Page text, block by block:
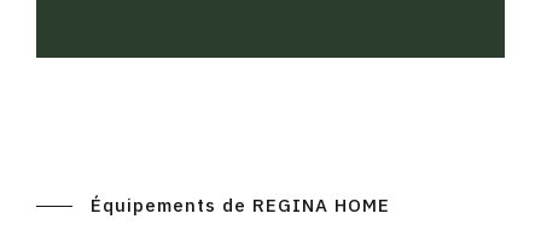
Équipements de REGINA HOME